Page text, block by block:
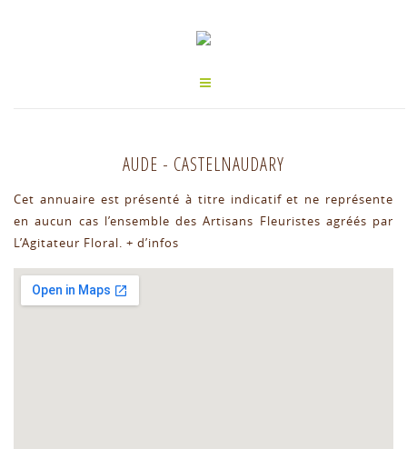
AUDE - CASTELNAUDARY
Cet annuaire est présenté à titre indicatif et ne représente
en aucun cas l’ensemble des Artisans Fleuristes agréés par
L’Agitateur Floral. + d’infos